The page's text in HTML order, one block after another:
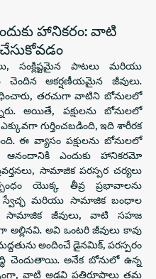
హానికరం: వాటి
చేసుకోవడం
సంక్లిష్టమైన పాటలు మరియు
చెందిన ఆకర్షణీయమైన జీవులు.
తరచుగా వాటిని బోనులలో
అయితే, పక్షులను బోనులలో
గుర్తించబడింది, ఇది శారీరక
ఈ వ్యాసం పక్షులను బోనులలో
ఎందుకు హానికరమో
సామాజిక పరస్పర చర్యలు
యొక్క తీవ్ర ప్రభావాలను
స్వేచ్ఛ మరియు సామాజిక బంధాల
సామాజిక జీవులు, వాటి సహజ
అవి ఒంటరి జీవులు కావు
అందించే డైనమిక్, పరస్పరం
చెందుతాయి. అనేక బోనులో ఉన్న
వాటి అడవి ప్రతిరూపాలు తమ